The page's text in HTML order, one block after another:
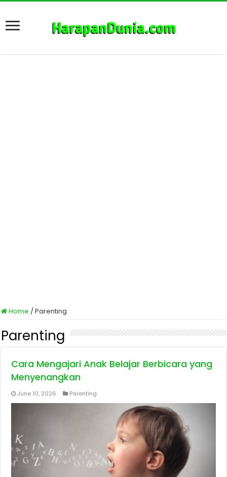
Home /Parenting
Parenting
Cara Mengajari Anak Belajar Berbicara yang
Menyenangkan
June 10, 2026 Parenting